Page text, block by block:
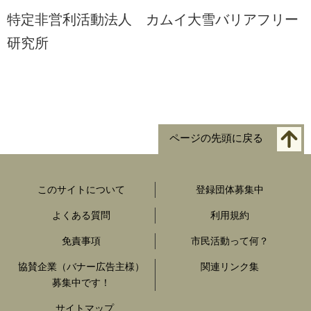
特定非営利活動法人 カムイ大雪バリアフリー
研究所
ページの先頭に戻る
このサイトについて 登録団体募集中
よくある質問 利用規約
免責事項 市民活動って何？
協賛企業（バナー広告主様）
募集中です！
関連リンク集
サイトマップ